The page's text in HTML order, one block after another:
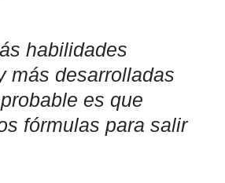
habilidades
más desarrolladas
es que
fórmulas para salir